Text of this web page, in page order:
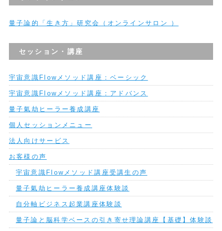
量子論的「生き方」研究会（オンラインサロン ）
セッション・講座
宇宙意識Flowメソッド講座：ベーシック
宇宙意識Flowメソッド講座：アドバンス
量子氣劫ヒーラー養成講座
個人セッションメニュー
法人向けサービス
お客様の声
宇宙意識Flowメソッド講座受講生の声
量子氣劫ヒーラー養成講座体験談
自分軸ビジネス起業講座体験談
量子論と脳科学ベースの引き寄せ理論講座【基礎】体験談